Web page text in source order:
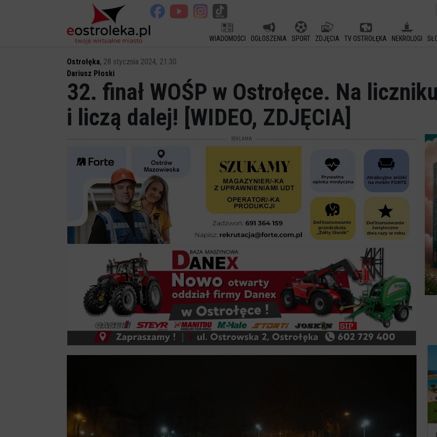
WIADOMOŚCI OGŁOSZENIA SPORT ZDJĘCIA TV OSTROŁĘKA NEKROLOGI
Ostrołęka, 28 stycznia 2024, 21:30
Dariusz Płoski
32. finał WOŚP w Ostrołęce. Na
i liczą dalej! [WIDEO, ZDJĘCIA]
REKLAMA